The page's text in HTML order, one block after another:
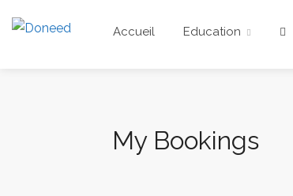
Accueil Education
My Bookings